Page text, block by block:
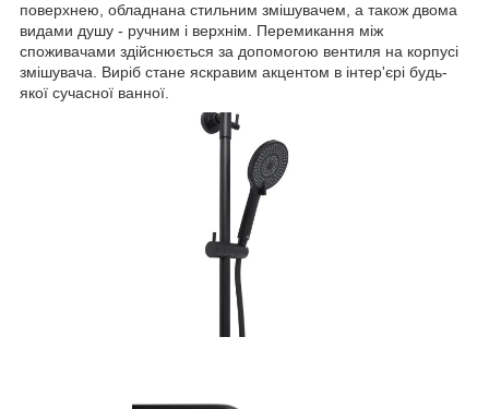
поверхнею, обладнана стильним змішувачем, а також двома
видами душу - ручним і верхнім. Перемикання між
споживачами здійснюється за допомогою вентиля на корпусі
змішувача. Виріб стане яскравим акцентом в інтер'єрі будь-
якої сучасної ванної.